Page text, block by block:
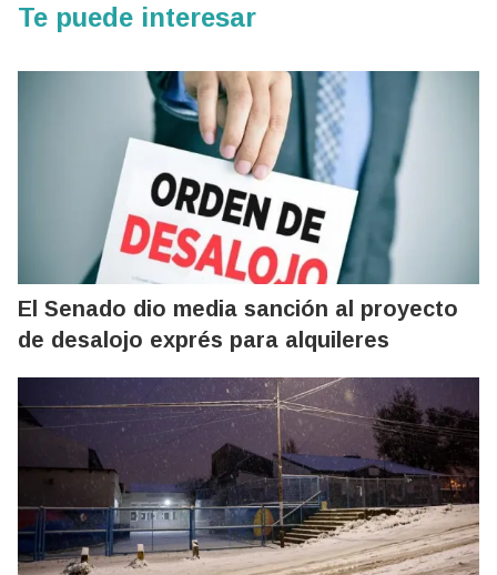
Te puede interesar
El Senado dio media sanción al proyecto
de desalojo exprés para alquileres